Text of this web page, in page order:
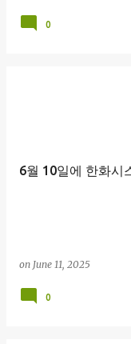
0
6월 10일에 한화시
on June 11, 2025
0